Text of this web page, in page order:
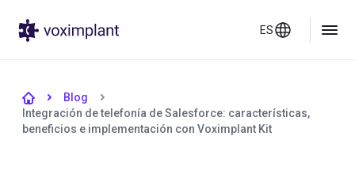
ES
Blog
Integración de telefonía de Salesforce: características,
beneficios e implementación con Voximplant Kit